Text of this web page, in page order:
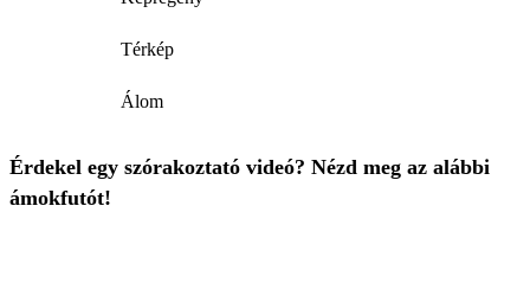
Térkép
Álom
Érdekel egy szórakoztató videó? Nézd meg az alábbi
ámokfutót!